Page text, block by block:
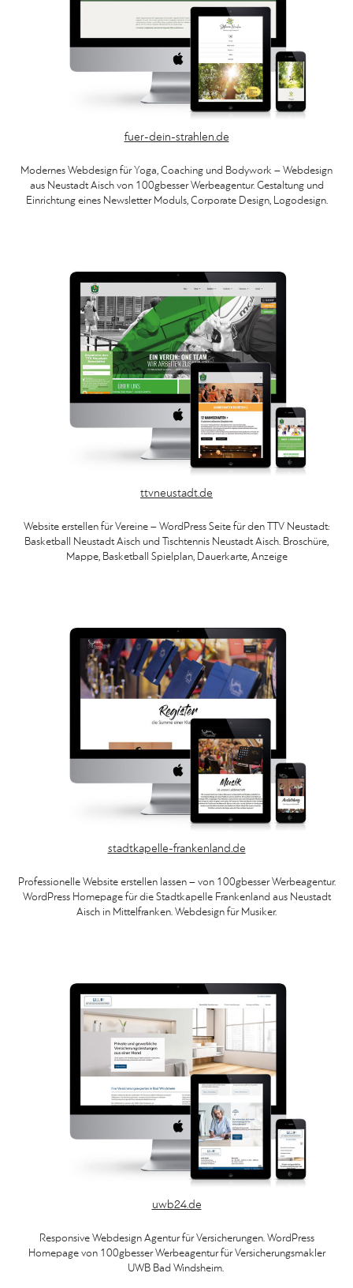
fuer-dein-strahlen.de
Modernes Webdesign für Yoga, Coaching und Bodywork – Webdesign
aus Neustadt Aisch von 100gbesser Werbeagentur. Gestaltung und
Einrichtung eines Newsletter Moduls, Corporate Design, Logodesign.
ttvneustadt.de
Website erstellen für Vereine – WordPress Seite für den TTV Neustadt:
Basketball Neustadt Aisch und Tischtennis Neustadt Aisch. Broschüre,
Mappe, Basketball Spielplan, Dauerkarte, Anzeige
stadtkapelle-frankenland.de
Professionelle Website erstellen lassen – von 100gbesser Werbeagentur.
WordPress Homepage für die Stadtkapelle Frankenland aus Neustadt
Aisch in Mittelfranken. Webdesign für Musiker.
uwb24.de
Responsive Webdesign Agentur für Versicherungen. WordPress
Homepage von 100gbesser Werbeagentur für Versicherungsmakler
UWB Bad Windsheim.